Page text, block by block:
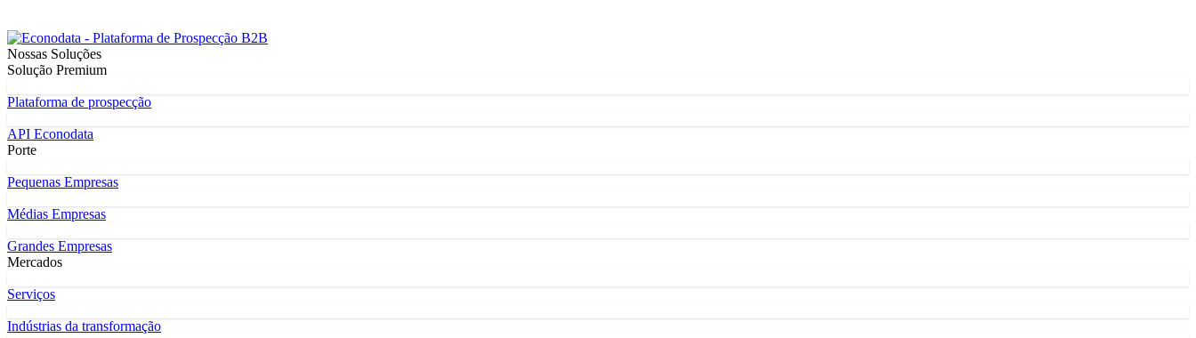
Nossas Soluções
Solução Premium
Plataforma de prospecção
API Econodata
Porte
Pequenas Empresas
Médias Empresas
Grandes Empresas
Mercados
Serviços
Indústrias da transformação